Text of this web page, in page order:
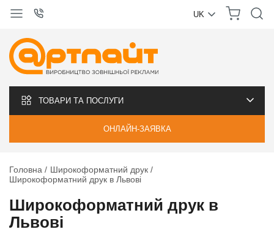
UK
ТОВАРИ ТА ПОСЛУГИ
ОНЛАЙН-ЗАЯВКА
Головна
Широкоформатний друк
Широкоформатний друк в Львові
Широкоформатний друк в
Львові